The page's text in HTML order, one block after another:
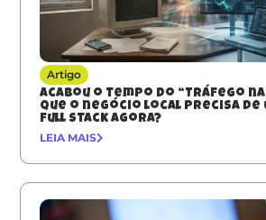
Artigo
Acabou o tempo do “Tráfego
que o negócio local precisa de
full stack agora?
LEIA MAIS